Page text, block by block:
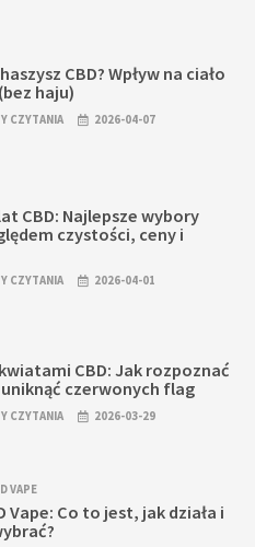
CBD? Wpływ na ciało
haju)
CZYTANIA 2026-04-07
CBD: Najlepsze wybory
czystości, ceny i
CZYTANIA 2026-04-01
CBD: Jak rozpoznać
czerwonych flag
CZYTANIA 2026-03-29
VAPE
Vape: Co to jest, jak działa i